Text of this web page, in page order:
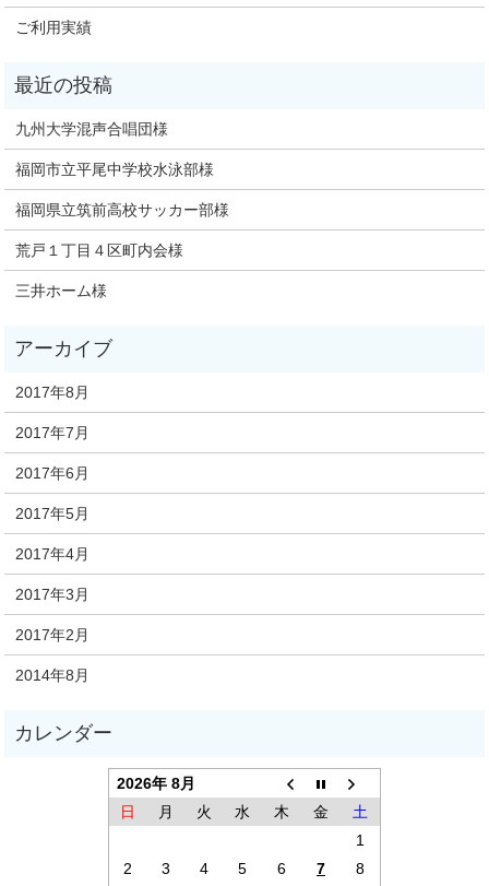
ご利用実績
九州大学混声合唱団様
福岡市立平尾中学校水泳部様
福岡県立筑前高校サッカー部様
荒戸１丁目４区町内会様
三井ホーム様
2017年8月
2017年7月
2017年6月
2017年5月
2017年4月
2017年3月
2017年2月
2014年8月
2026年 8月
日
月 火 水 木 金
土
1
2
3 4 5 6 7
8